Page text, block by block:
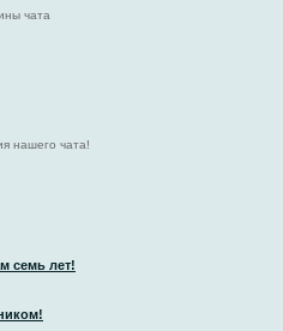
чата
нашего чата!
семь лет!